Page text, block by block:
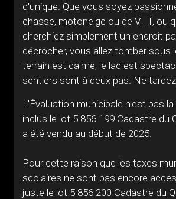
d'unique. Que vous soyez
chasse, motoneige ou de VTT, ou
cherchiez simplement un endroit
décrocher, vous allez tomber sous
terrain est calme, le lac est
sentiers sont à deux pas. Ne
L'Évaluation municipale n'est pas la
inclus le lot 5 856 199 Cadastre du
a été vendu au début de 2025.
Pour cette raison que les taxes
scolaires ne sont pas encore
juste le lot 5 856 200 Cadastre du